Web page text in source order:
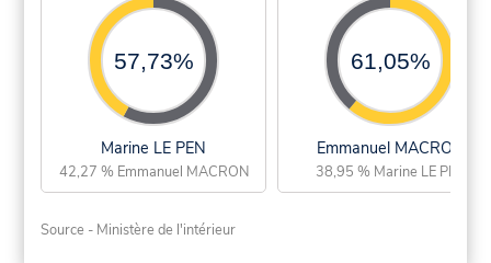
57,73%
Marine LE PEN
42,27 % Emmanuel MACRON
61,05%
Emmanuel MACRON
38,95 % Marine LE PEN
Source - Ministère de l'intérieur